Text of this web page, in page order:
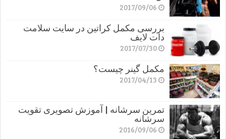
2017/09/06
بررسی مکمل کراتین در سایت سلامت
دات لایف
2017/07/30
مکمل گینر چیست؟
2017/04/13
تمرین سرشانه | آموزش تصویری تقویت
سرشانه
2016/09/06